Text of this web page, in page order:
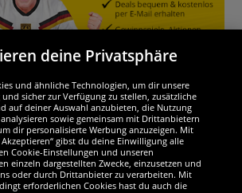
sind ausgezeichnet
deine Privatsphäre
und ähnliche Technologien, um dir unsere
und sicher zur Verfügung zu stellen, zusätzliche
auf deiner Auswahl anzubieten, die Nutzung
sowie gemeinsam mit Drittanbietern
dir personalisierte Werbung anzuzeigen. Mit
gibst du deine Einwilligung alle
Cookie-Einstellungen und unseren
einzeln dargestellten Zwecke, einzusetzen und
oder durch Drittanbieter zu verarbeiten. Mit
erforderlichen Cookies hast du auch die